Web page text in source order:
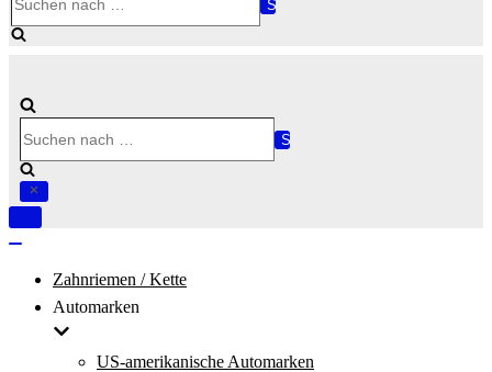
nach …
nach …
Navigation
Zahnriemen / Kette
Automarken
US-amerikanische Automarken